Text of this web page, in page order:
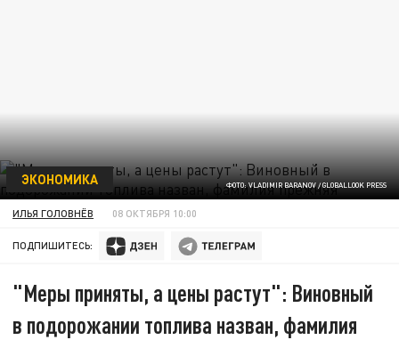
ФОТО: VLADIMIR BARANOV / GLOBALLOOK PRESS
ЭКОНОМИКА
ИЛЬЯ ГОЛОВНЁВ 08 ОКТЯБРЯ 10:00
ПОДПИШИТЕСЬ:
"Меры приняты, а цены растут": Виновный
в подорожании топлива назван, фамилия